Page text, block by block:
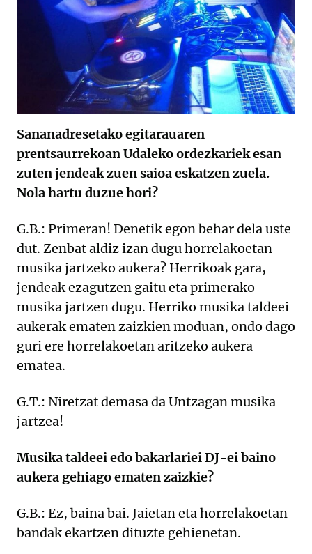
Sananadresetako egitarauaren
prentsaurrekoan Udaleko ordezkariek esan
zuten jendeak zuen saioa eskatzen zuela.
Nola hartu duzue hori?
G.B.: Primeran! Denetik egon behar dela uste
dut. Zenbat aldiz izan dugu horrelakoetan
musika jartzeko aukera? Herrikoak gara,
jendeak ezagutzen gaitu eta primerako
musika jartzen dugu. Herriko musika taldeei
aukerak ematen zaizkien moduan, ondo dago
guri ere horrelakoetan aritzeko aukera
ematea.
G.T.: Niretzat demasa da Untzagan musika
jartzea!
Musika taldeei edo bakarlariei DJ-ei baino
aukera gehiago ematen zaizkie?
G.B.: Ez, baina bai. Jaietan eta horrelakoetan
bandak ekartzen dituzte gehienetan.